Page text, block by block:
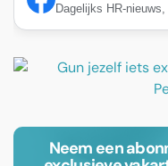
Dagelijks HR-
Neem een